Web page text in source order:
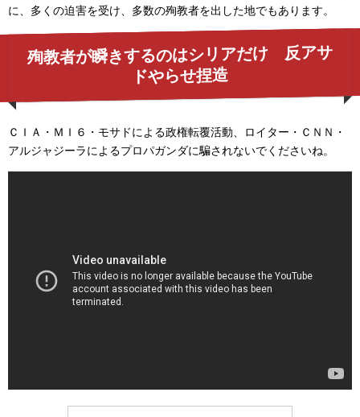
に、多くの迫害を受け、多数の殉教者を出した地でもあります。
殉教者が瞬きするのはシリアだけ 反アサ
ドやらせ捏造
ＣＩＡ・ＭＩ６・モサドによる政権転覆活動、ロイター・ＣＮＮ・
アルジャジーラによるプロパガンダに騙されないでくださいね。